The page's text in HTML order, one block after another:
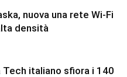
nuova una rete Wi-Fi
densità
Tech italiano sfiora i 140